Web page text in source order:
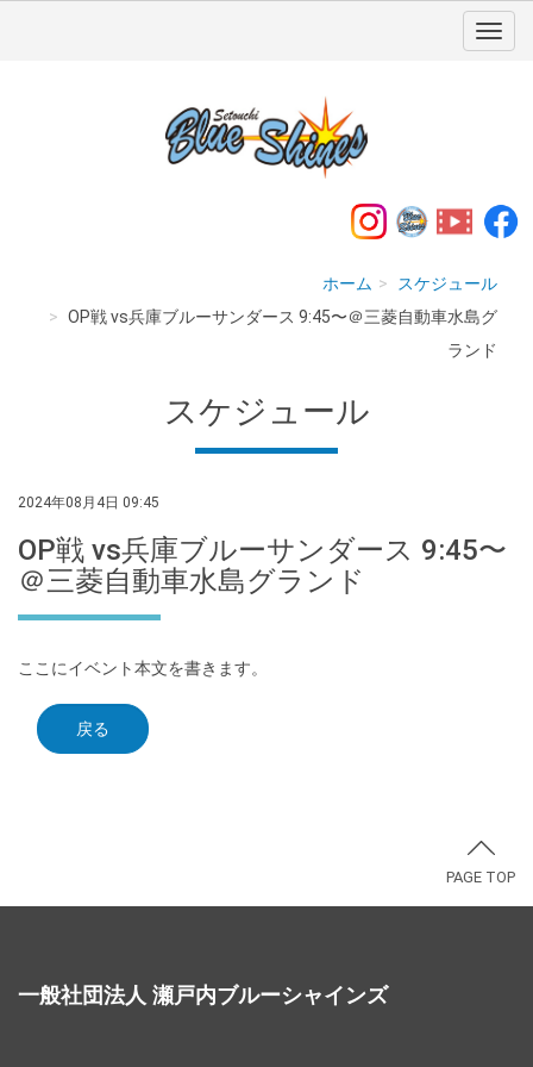
ホーム
スケジュール
OP戦 vs兵庫ブルーサンダース 9:45〜＠三菱自動車水島グ
ランド
スケジュール
2024年08月4日 09:45
OP戦 vs兵庫ブルーサンダース 9:45〜
＠三菱自動車水島グランド
ここにイベント本文を書きます。
戻る
PAGE TOP
一般社団法人 瀬戸内ブルーシャインズ